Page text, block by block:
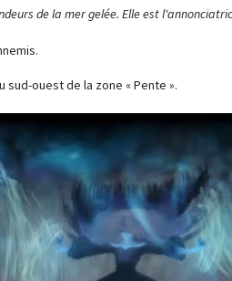
de la mer gelée. Elle est
sud-ouest de la zone « Pente ».